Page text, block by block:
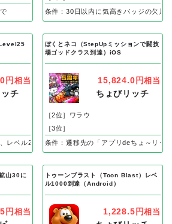
条件：30日以内に気高きバッジの欠片
円 相当
チ
レベル25到達で成果
ぼくとネコ（StepUpミッションで闘技
場ゴッドクラス到達）iOS
15,824.0円相当
ちょびリッチ
［2位］ワラウ
［3位］
条件：遷移先の「アプリdeちょ～リッ
山30に
円 相当
トゥーンブラスト（Toon Blast）レベ
ル1000到達（Android）
1,228.5円相当